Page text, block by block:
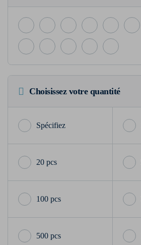
Choisissez votre quantité
20 pcs
100 pcs
500 pcs